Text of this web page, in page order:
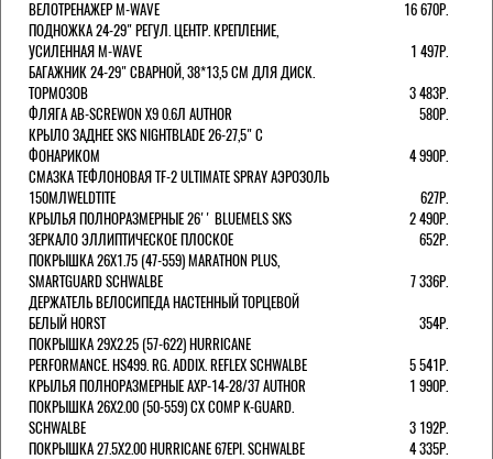
ВЕЛОТРЕНАЖЕР M-WAVE
16 670Р.
ПОДНОЖКА 24-29" РЕГУЛ. ЦЕНТР. КРЕПЛЕНИЕ,
УСИЛЕННАЯ M-WAVE
1 497Р.
БАГАЖНИК 24-29" СВАРНОЙ, 38*13,5 СМ ДЛЯ ДИСК.
ТОРМОЗОВ
3 483Р.
ФЛЯГА AB-SCREWON X9 0.6Л AUTHOR
580Р.
КРЫЛО ЗАДНЕЕ SKS NIGHTBLADE 26-27,5" С
ФОНАРИКОМ
4 990Р.
СМАЗКА ТЕФЛОНОВАЯ TF-2 ULTIMATE SPRAY АЭРОЗОЛЬ
150МЛWELDTITE
627Р.
КРЫЛЬЯ ПОЛНОРАЗМЕРНЫЕ 26'' BLUEMELS SKS
2 490Р.
ЗЕРКАЛО ЭЛЛИПТИЧЕСКОЕ ПЛОСКОЕ
652Р.
ПОКРЫШКА 26X1.75 (47-559) MARATHON PLUS,
SMARTGUARD SCHWALBE
7 336Р.
ДЕРЖАТЕЛЬ ВЕЛОCИПЕДА НАСТЕННЫЙ ТОРЦЕВОЙ
БЕЛЫЙ HORST
354Р.
ПОКРЫШКА 29X2.25 (57-622) HURRICANE
PERFORMANCE. HS499. RG. ADDIX. REFLEX SCHWALBE
5 541Р.
КРЫЛЬЯ ПОЛНОРАЗМЕРНЫЕ AXP-14-28/37 AUTHOR
1 990Р.
ПОКРЫШКА 26X2.00 (50-559) CX COMP K-GUARD.
SCHWALBE
3 192Р.
ПОКРЫШКА 27.5X2.00 HURRICANE 67EPI. SCHWALBE
4 335Р.